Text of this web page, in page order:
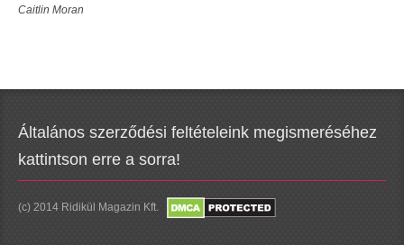
Caitlin Moran
Általános szerződési feltételeink megismeréséhez
kattintson erre a sorra!
(c) 2014 Ridikül Magazin Kft.